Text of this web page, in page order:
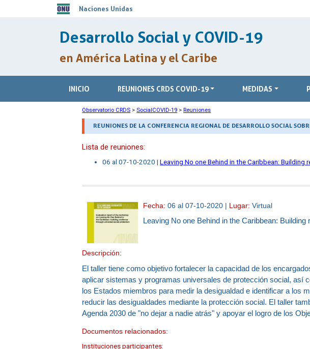
Naciones Unidas
Desarrollo Social y COVID-19
en América Latina y el Caribe
INICIO REUNIONES CRDS COVID-19 MEDIDAS
Observatorio CRDS >SocialCOVID-19 >Reuniones
REUNIONES DE LA CONFERENCIA REGIONAL DE DESARROLLO SOCIAL
Lista de reuniones:
06 al 07-10-2020 |Leaving No one Behind in the Caribbean:
Fecha: 06 al 07-10-2020 | Lugar: Virtual
Leaving No one Behind in the Caribbean:
Descripción:
El taller tiene como objetivo fortalecer la capacidad de los
aplicar sistemas y programas universales de protección social, así
los Estados miembros para medir la desigualdad e identificar a los
reducir las desigualdades mediante la protección social. El taller
Agenda 2030 de "no dejar a nadie atrás" y apoyar el logro de los
Documentos relacionados:
Instituciones participantes: